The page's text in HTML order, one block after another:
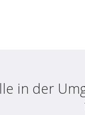
in der